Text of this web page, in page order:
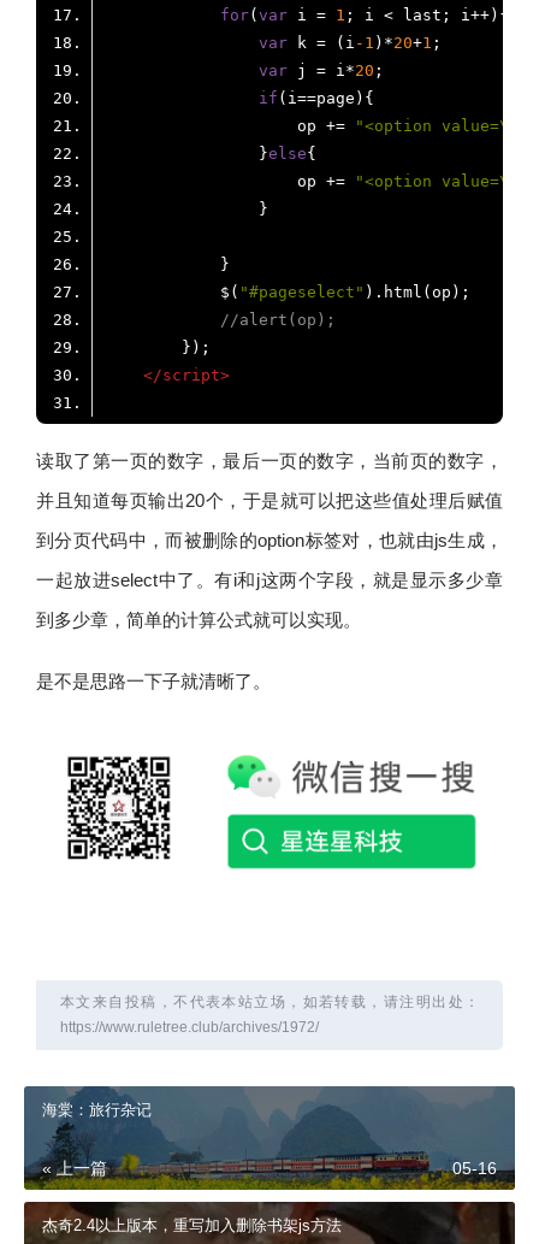
for(var i = 1
var k = (i -1 )*20+1
var j = i*20
if
                    op +=
"<option value=\"/
                }
else
                    op +=
"<option value=\"/
            $(
"#pageselect"
//alert(op);
</script>
读取了第一页的数字，最后一页的数字，当前页的数字，
并且知道每页输出20个，于是就可以把这些值处理后赋值
到分页代码中，而被删除的option标签对，也就由js生成，
一起放进select中了。有i和j这两个字段，就是显示多少章
到多少章，简单的计算公式就可以实现。
是不是思路一下子就清晰了。
本文来自投稿，不代表本站立场，如若转载，请注明出处：
https://www.ruletree.club/archives/1972/
海棠：旅行杂记
« 上一篇 05-16
杰奇2.4以上版本，重写加入删除书架js方法